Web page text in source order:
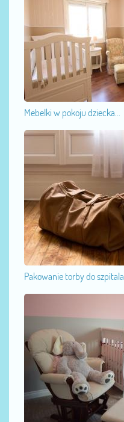
Mebelki w pokoju dziecka...
Pakowanie torby do szpitala...